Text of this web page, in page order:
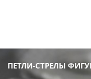
ПЕТЛИ-СТРЕЛЫ